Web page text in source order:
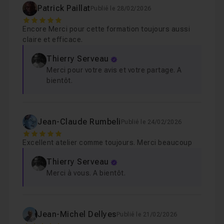
Leçon 9
Leçon 10 Etape 10 - Création et application des
Leçon 12
Leçon 13 Etape 13 - Réglages de profondeur de
Patrick Paillat Publié le 28/02/2026
5
Encore Merci pour cette formation toujours aussi
claire et efficace.
Thierry Serveau
Merci pour votre avis et votre partage. A
bientôt.
Jean-Claude Rumbeli Publié le 24/02/2026
5
Excellent atelier comme toujours. Merci beaucoup
Thierry Serveau
Merci à vous. A bientôt.
Jean-Michel Dellyes Publié le 21/02/2026